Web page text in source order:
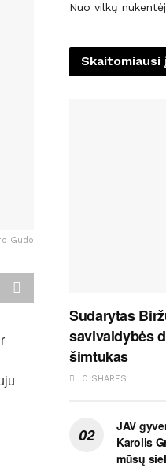
Gudo
Nuo vilkų
Skaitomiausi
Sudarytas
savivaldybės
šimtukas
0 SHARES
JAV
Karolis
mūsų